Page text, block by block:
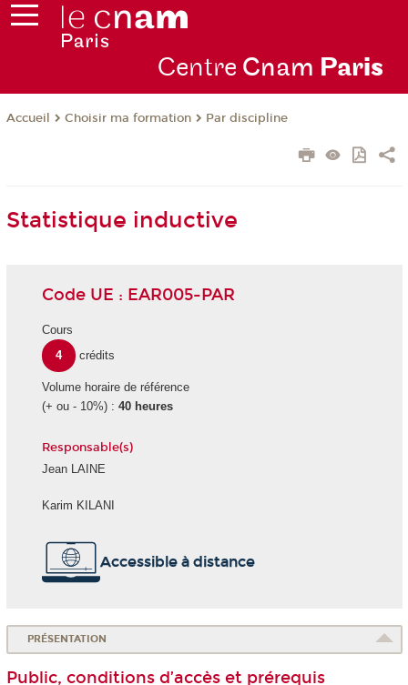
Centre Cnam Paris
Accueil Choisir ma formation Par discipline
Statistique inductive
Code UE : EAR005-PAR
Cours
4
crédits
Volume horaire de référence
(+ ou - 10%) : 40 heures
Responsable(s)
Jean LAINE
Karim KILANI
Accessible à distance
PRÉSENTATION
Public, conditions d’accès et prérequis